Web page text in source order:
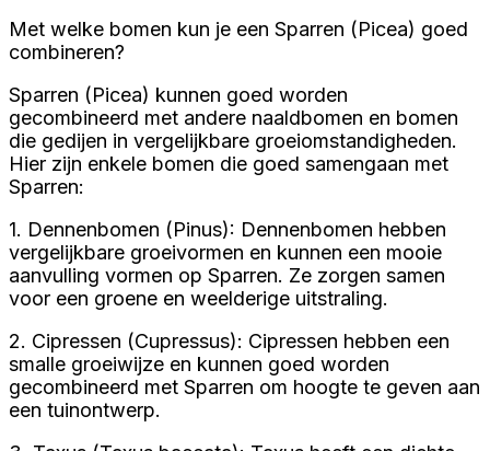
Met welke bomen kun je een Sparren (Picea) goed
combineren?
Sparren (Picea) kunnen goed worden
gecombineerd met andere naaldbomen en bomen
die gedijen in vergelijkbare groeiomstandigheden.
Hier zijn enkele bomen die goed samengaan met
Sparren:
1. Dennenbomen (Pinus): Dennenbomen hebben
vergelijkbare groeivormen en kunnen een mooie
aanvulling vormen op Sparren. Ze zorgen samen
voor een groene en weelderige uitstraling.
2. Cipressen (Cupressus): Cipressen hebben een
smalle groeiwijze en kunnen goed worden
gecombineerd met Sparren om hoogte te geven aan
een tuinontwerp.